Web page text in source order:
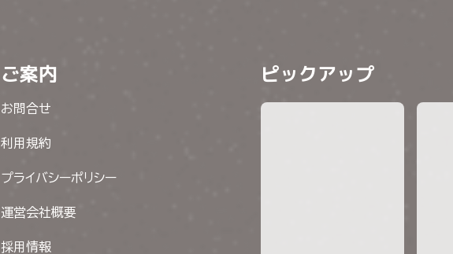
ご案内
お問合せ
利用規約
プライバシーポリシー
運営会社概要
採用情報
ピックアップ